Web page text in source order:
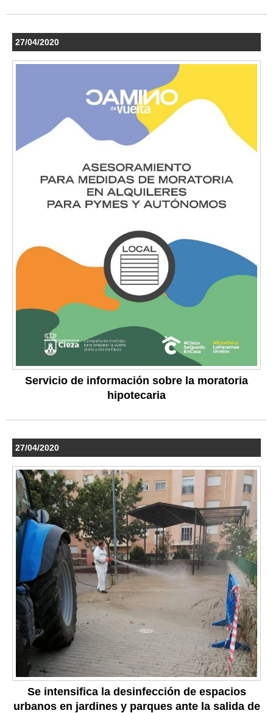
27/04/2020
Servicio de información sobre la moratoria
hipotecaria
27/04/2020
Se intensifica la desinfección de espacios
urbanos en jardines y parques ante la salida de